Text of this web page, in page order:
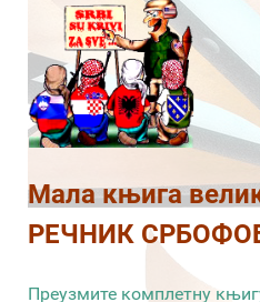
Мала књига
РЕЧНИК
Преузмите комплетну